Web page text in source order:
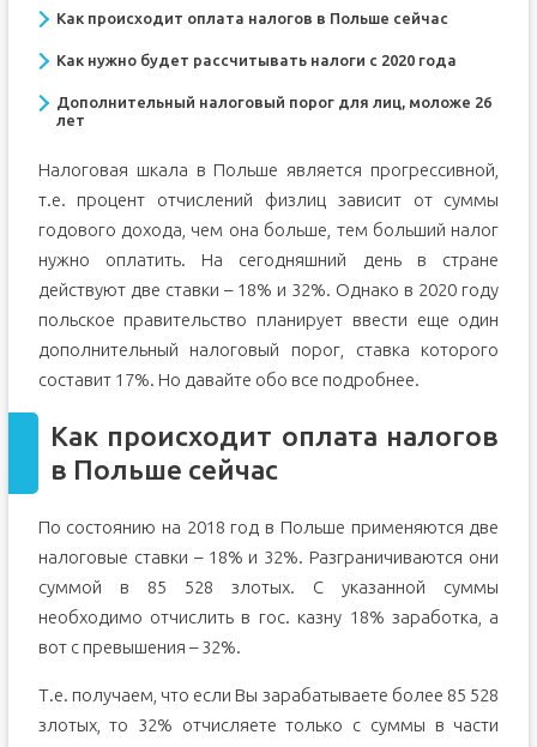
Как происходит оплата налогов в Польше сейчас
Как нужно будет рассчитывать налоги с 2020 года
Дополнительный налоговый порог для лиц, моложе 26
лет
Налоговая шкала в Польше является прогрессивной,
т.е. процент отчислений физлиц зависит от суммы
годового дохода, чем она больше, тем больший налог
нужно оплатить. На сегодняшний день в стране
действуют две ставки – 18% и 32%. Однако в 2020 году
польское правительство планирует ввести еще один
дополнительный налоговый порог, ставка которого
составит 17%. Но давайте обо все подробнее.
Как происходит оплата налогов
в Польше сейчас
По состоянию на 2018 год в Польше применяются две
налоговые ставки – 18% и 32%. Разграничиваются они
суммой в 85 528 злотых. С указанной суммы
необходимо отчислить в гос. казну 18% заработка, а
вот с превышения – 32%.
Т.е. получаем, что если Вы зарабатываете более 85 528
злотых, то 32% отчисляете только с суммы в части